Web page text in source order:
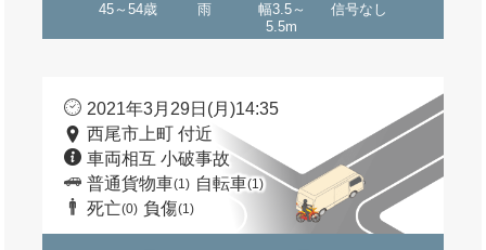
45～54歳 雨
幅3.5～
5.5m
信号なし
2021年3月29日(月)14:35
西尾市上町 付近
車両相互 小破事故
普通貨物車(1) 自転車(1)
死亡(0) 負傷(1)